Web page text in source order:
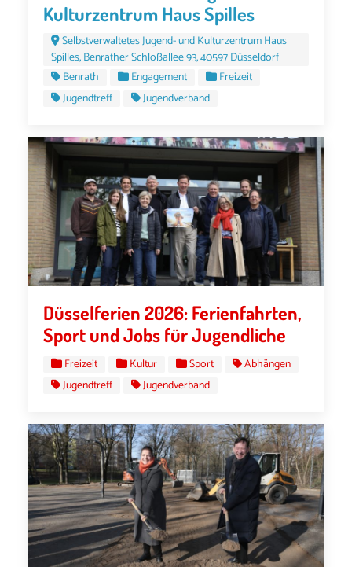
Kulturzentrum Haus Spilles
Selbstverwaltetes Jugend- und Kulturzentrum Haus
Spilles, Benrather Schloßallee 93, 40597 Düsseldorf
Benrath
Engagement
Freizeit
Jugendtreff
Jugendverband
Düsselferien 2026: Ferienfahrten,
Sport und Jobs für Jugendliche
Freizeit Kultur Sport
Abhängen
Jugendtreff
Jugendverband